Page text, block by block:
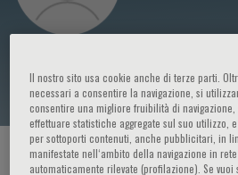
Lisa Salberg
HOME PAGE / CORSI ED EVENTI /
Il nostro sito usa cookie anche di terze parti.
necessari a consentire la navigazione, si
consentire una migliore fruibilità di
effettuare statistiche aggregate sul suo utilizzo,
per sottoporti contenuti, anche pubblicitari, in
manifestate nell‘ambito della navigazione in
automaticamente rilevate (profilazione). Se